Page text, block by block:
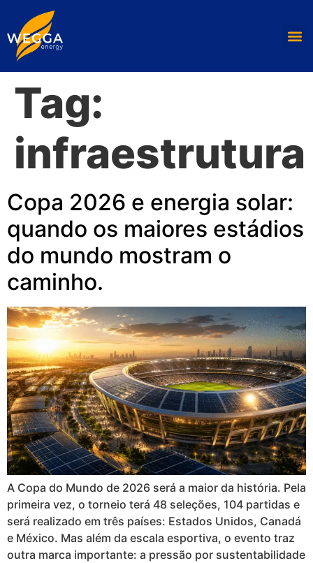
Tag:
infraestrutura
Copa 2026 e energia solar:
quando os maiores estádios
do mundo mostram o
caminho.
A Copa do Mundo de 2026 será a maior da história. Pela
primeira vez, o torneio terá 48 seleções, 104 partidas e
será realizado em três países: Estados Unidos, Canadá
e México. Mas além da escala esportiva, o evento traz
outra marca importante: a pressão por sustentabilidade